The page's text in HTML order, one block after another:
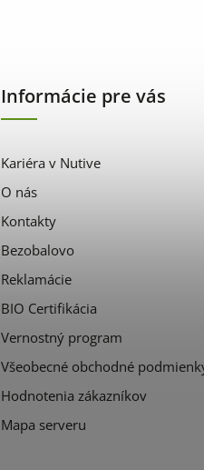
Informácie pre vás
Kariéra v Nutive
O nás
Kontakty
Bezobalovo
Reklamácie
BIO Certifikácia
Vernostný program
Všeobecné obchodné
Hodnotenia zákazníkov
Mapa serveru